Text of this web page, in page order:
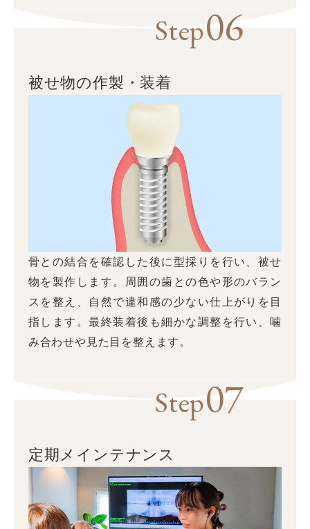
Step06
被せ物の作製・装着
骨との結合を確認した後に型採りを行い、被せ
物を製作します。周囲の歯との色や形のバラン
スを整え、自然で違和感の少ない仕上がりを目
指します。最終装着後も細かな調整を行い、噛
み合わせや見た目を整えます。
Step07
定期メインテナンス